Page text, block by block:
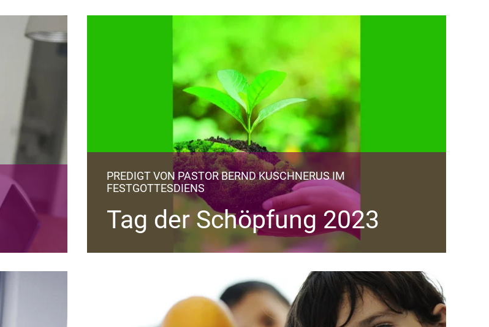
PREDIGT VON PASTOR BERND KUSCHNERUS IM
FESTGOTTESDIENS
Tag der Schöpfung 2023